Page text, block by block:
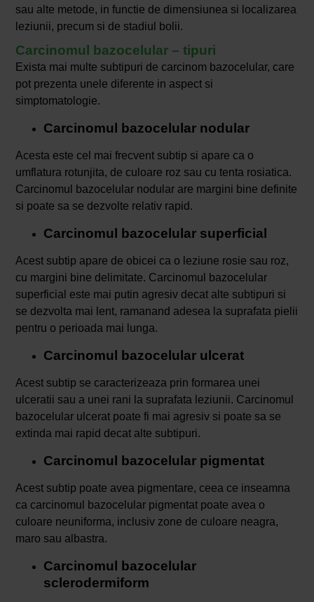
sau alte metode, in functie de dimensiunea si localizarea
leziunii, precum si de stadiul bolii.
Carcinomul bazocelular – tipuri
Exista mai multe subtipuri de carcinom bazocelular, care
pot prezenta unele diferente in aspect si
simptomatologie.
Carcinomul bazocelular nodular
Acesta este cel mai frecvent subtip si apare ca o
umflatura rotunjita, de culoare roz sau cu tenta rosiatica.
Carcinomul bazocelular nodular are margini bine definite
si poate sa se dezvolte relativ rapid.
Carcinomul bazocelular superficial
Acest subtip apare de obicei ca o leziune rosie sau roz,
cu margini bine delimitate. Carcinomul bazocelular
superficial este mai putin agresiv decat alte subtipuri si
se dezvolta mai lent, ramanand adesea la suprafata pielii
pentru o perioada mai lunga.
Carcinomul bazocelular ulcerat
Acest subtip se caracterizeaza prin formarea unei
ulceratii sau a unei rani la suprafata leziunii. Carcinomul
bazocelular ulcerat poate fi mai agresiv si poate sa se
extinda mai rapid decat alte subtipuri.
Carcinomul bazocelular pigmentat
Acest subtip poate avea pigmentare, ceea ce inseamna
ca carcinomul bazocelular pigmentat poate avea o
culoare neuniforma, inclusiv zone de culoare neagra,
maro sau albastra.
Carcinomul bazocelular
sclerodermiform